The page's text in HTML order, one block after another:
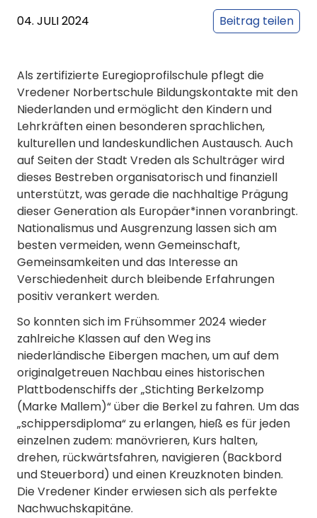
04. JULI 2024 Beitrag teilen
Als zertifizierte Euregioprofilschule pflegt die
Vredener Norbertschule Bildungskontakte mit den
Niederlanden und ermöglicht den Kindern und
Lehrkräften einen besonderen sprachlichen,
kulturellen und landeskundlichen Austausch. Auch
auf Seiten der Stadt Vreden als Schulträger wird
dieses Bestreben organisatorisch und finanziell
unterstützt, was gerade die nachhaltige Prägung
dieser Generation als Europäer*innen voranbringt.
Nationalismus und Ausgrenzung lassen sich am
besten vermeiden, wenn Gemeinschaft,
Gemeinsamkeiten und das Interesse an
Verschiedenheit durch bleibende Erfahrungen
positiv verankert werden.
So konnten sich im Frühsommer 2024 wieder
zahlreiche Klassen auf den Weg ins
niederländische Eibergen machen, um auf dem
originalgetreuen Nachbau eines historischen
Plattbodenschiffs der „Stichting Berkelzomp
(Marke Mallem)“ über die Berkel zu fahren. Um das
„schippersdiploma“ zu erlangen, hieß es für jeden
einzelnen zudem: manövrieren, Kurs halten,
drehen, rückwärtsfahren, navigieren (Backbord
und Steuerbord) und einen Kreuzknoten binden.
Die Vredener Kinder erwiesen sich als perfekte
Nachwuchskapitäne.